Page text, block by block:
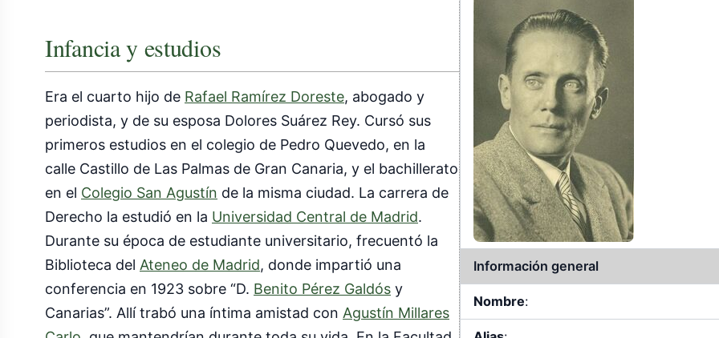
Información general
Nombre:
Infancia y estudios
Era el cuarto hijo de Rafael Ramírez Doreste, abogado y
periodista, y de su esposa Dolores Suárez Rey. Cursó sus
primeros estudios en el colegio de Pedro Quevedo, en la
calle Castillo de Las Palmas de Gran Canaria, y el bachillerato
en el Colegio San Agustín de la misma ciudad. La carrera de
Derecho la estudió en la Universidad Central de Madrid.
Durante su época de estudiante universitario, frecuentó la
Biblioteca del Ateneo de Madrid, donde impartió una
conferencia en 1923 sobre “D. Benito Pérez Galdós y
Canarias”. Allí trabó una íntima amistad con Agustín Millares